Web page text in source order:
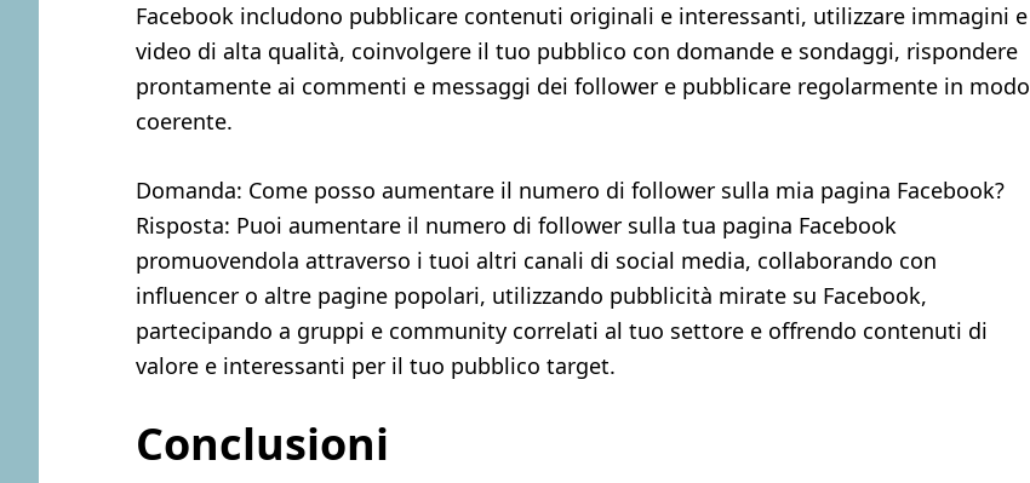
Facebook includono pubblicare contenuti originali e interessanti, utilizzare immagini e
video di alta qualità, coinvolgere il tuo pubblico con domande e sondaggi, rispondere
prontamente ai commenti e messaggi dei follower e pubblicare regolarmente in modo
coerente.
Domanda: Come posso aumentare il numero di follower sulla mia pagina Facebook?
Risposta: Puoi aumentare il numero di follower sulla tua pagina Facebook
promuovendola attraverso i tuoi altri canali di social media, collaborando con
influencer o altre pagine popolari, utilizzando pubblicità mirate su Facebook,
partecipando a gruppi e community correlati al tuo settore e offrendo contenuti di
valore e interessanti per il tuo pubblico target.
Conclusioni